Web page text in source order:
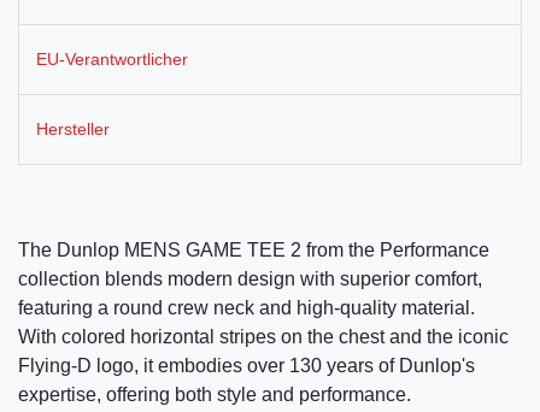
EU-Verantwortlicher
Hersteller
The Dunlop MENS GAME TEE 2 from the Performance
collection blends modern design with superior comfort,
featuring a round crew neck and high-quality material.
With colored horizontal stripes on the chest and the iconic
Flying-D logo, it embodies over 130 years of Dunlop's
expertise, offering both style and performance.